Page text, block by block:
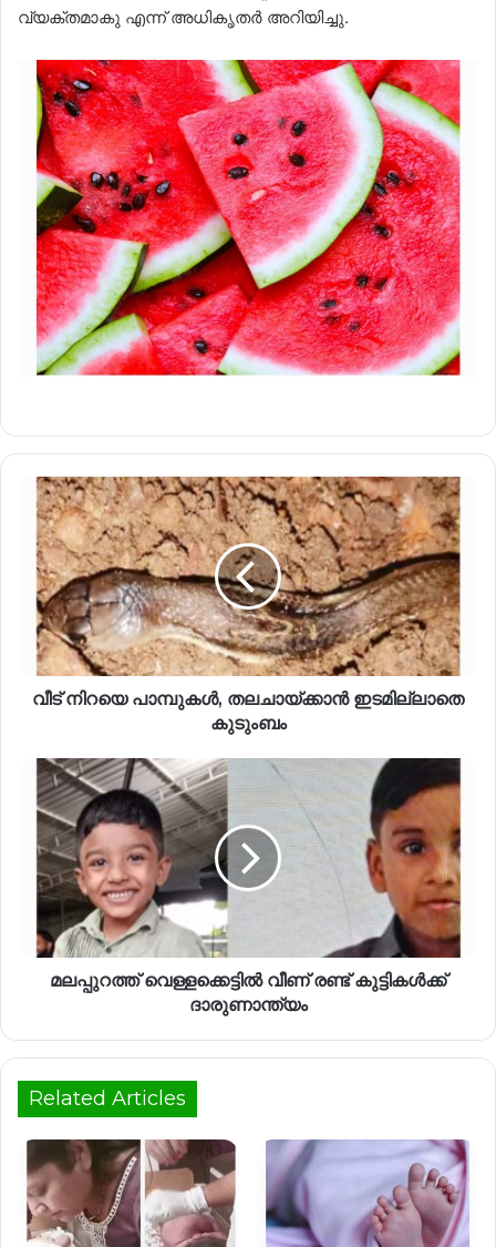
വ്യക്തമാകു എന്ന് അധികൃതർ അറിയിച്ചു.
വീട് നിറയെ പാമ്പുകൾ, തലചായ്ക്കാൻ ഇടമില്ലാതെ
കുടുംബം
മലപ്പുറത്ത് വെള്ളക്കെട്ടില്‍ വീണ് രണ്ട് കുട്ടികള്‍ക്ക്
ദാരുണാന്ത്യം
Related Articles